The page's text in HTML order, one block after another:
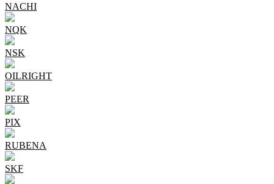
NACHI
NQK
NSK
OILRIGHT
PEER
PIX
RUBENA
SKF